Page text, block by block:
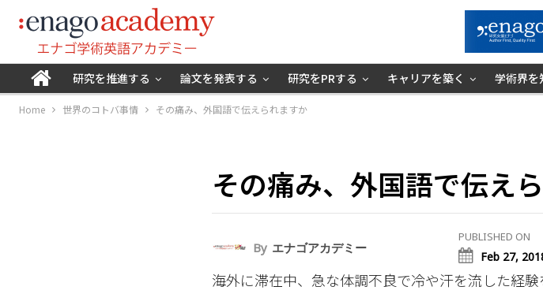
研究を推進する 論文を発表する 研究をPRする キャリアを築く 学術界を
Home 世界のコトバ事情 その痛み、外国語で伝えられますか
その痛み、外国語で伝え
By エナゴアカデミー
PUBLISHED ON
Feb 27,
海外に滞在中、急な体調不良で冷や汗を流した経